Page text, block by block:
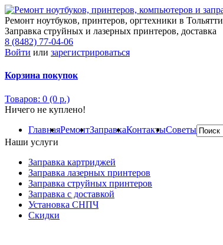
Ремонт ноутбуков, принтеров, оргтехники в Тольятти
Заправка струйных и лазерных принтеров, доставка
8 (8482) 77-04-06
Войти или зарегистрироваться
Корзина покупок
Товаров: 0 (0 р.)
Ничего не куплено!
ГлавнаяРемонтЗаправкаКонтактыСоветы
Наши услуги
Заправка картриджей
Заправка лазерных принтеров
Заправка струйных принтеров
Заправка с доставкой
Установка СНПЧ
Скидки